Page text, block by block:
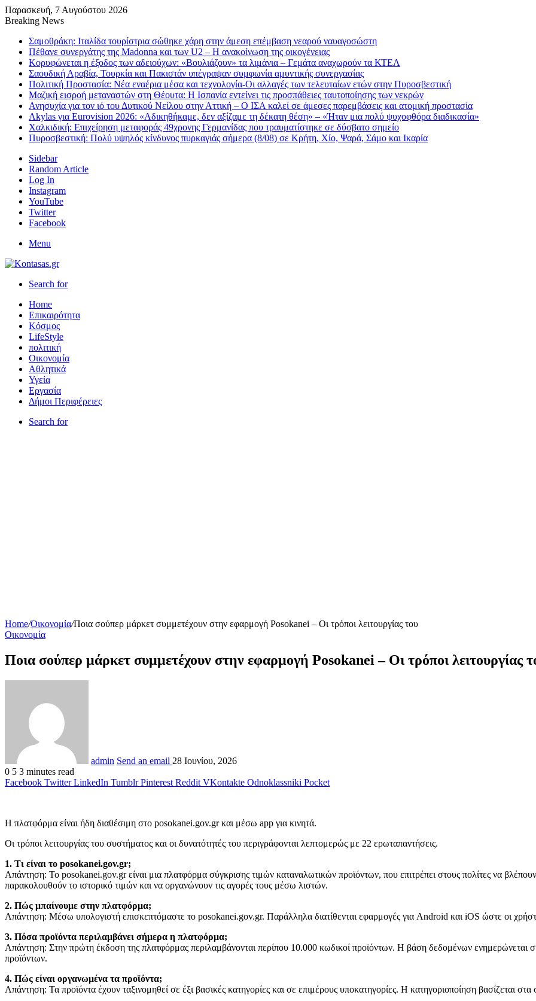
Παρασκευή, 7 Αυγούστου 2026
Breaking News
Σαμοθράκη: Ιταλίδα τουρίστρια σώθηκε χάρη στην άμεση επέμβαση νεαρού ναυαγοσώστη
Πέθανε συνεργάτης της Madonna και των U2 – Η ανακοίνωση της οικογένειας
Κορυφώνεται η έξοδος των αδειούχων: «Βουλιάζουν» τα λιμάνια – Γεμάτα αναχωρούν τα ΚΤΕΛ
Σαουδική Αραβία, Τουρκία και Πακιστάν υπέγραψαν συμφωνία αμυντικής συνεργασίας
Πολιτική Προστασία: Νέα εναέρια μέσα και τεχνολογία-Οι αλλαγές των τελευταίων ετών στην Πυροσβεστική
Μαζική εισροή μεταναστών στη Θέουτα: Η Ισπανία εντείνει τις προσπάθειες ταυτοποίησης των νεκρών
Ανησυχία για τον ιό του Δυτικού Νείλου στην Αττική – Ο ΙΣΑ καλεί σε άμεσες παρεμβάσεις και ατομική προστασία
Akylas για Eurovision 2026: «Aδικηθήκαμε, δεν αξίζαμε τη δέκατη θέση» – «Ήταν μια πολύ ψυχοφθόρα διαδικασία»
Χαλκιδική: Επιχείρηση μεταφοράς 49χρονης Γερμανίδας που τραυματίστηκε σε δύσβατο σημείο
Πυροσβεστική: Πολύ υψηλός κίνδυνος πυρκαγιάς σήμερα (8/08) σε Κρήτη, Χίο, Ψαρά, Σάμο και Ικαρία
Sidebar
Random Article
Log In
Instagram
YouTube
Twitter
Facebook
Menu
Search for
Home
Επικαιρότητα
Κόσμος
LifeStyle
πολιτική
Οικονομία
Αθλητικά
Υγεία
Εργασία
Δήμοι Περιφέρειες
Search for
Home/Οικονομία/Ποια σούπερ μάρκετ συμμετέχουν στην εφαρμογή Posokanei – Οι τρόποι λειτουργίας του
Οικονομία
Ποια σούπερ μάρκετ συμμετέχουν στην εφαρμογή Posokanei – Οι τρόποι λειτουργίας
admin Send an email 28 Ιουνίου, 2026
0 5 3 minutes read
Facebook Twitter LinkedIn Tumblr Pinterest Reddit VKontakte Odnoklassniki Pocket
Η πλατφόρμα είναι ήδη διαθέσιμη στο posokanei.gov.gr και μέσω app για κινητά.
Οι τρόποι λειτουργίας του συστήματος και οι δυνατότητές του περιγράφονται λεπτομερώς με 22 ερωταπαντήσεις.
1. Τι είναι το posokanei.gov.gr;
Απάντηση: Το posokanei.gov.gr είναι μια πλατφόρμα σύγκρισης τιμών καταναλωτικών προϊόντων, που επιτρέπει στους πολίτες να
παρακολουθούν το ιστορικό τιμών και να οργανώνουν τις αγορές τους μέσω λιστών.
2. Πώς μπαίνουμε στην πλατφόρμα;
Απάντηση: Μέσω υπολογιστή επισκεπτόμαστε το posokanei.gov.gr. Παράλληλα διατίθενται εφαρμογές για Android και iOS ώστε οι
3. Πόσα προϊόντα περιλαμβάνει σήμερα η πλατφόρμα;
Απάντηση: Στην πρώτη έκδοση της πλατφόρμας περιλαμβάνονται περίπου 10.000 κωδικοί προϊόντων. Η βάση δεδομένων ενημερώνεται
προϊόντων.
4. Πώς είναι οργανωμένα τα προϊόντα;
Απάντηση: Τα προϊόντα έχουν ταξινομηθεί σε έξι βασικές κατηγορίες και σε επιμέρους υποκατηγορίες. Η κατηγοριοποίηση βασίζεται